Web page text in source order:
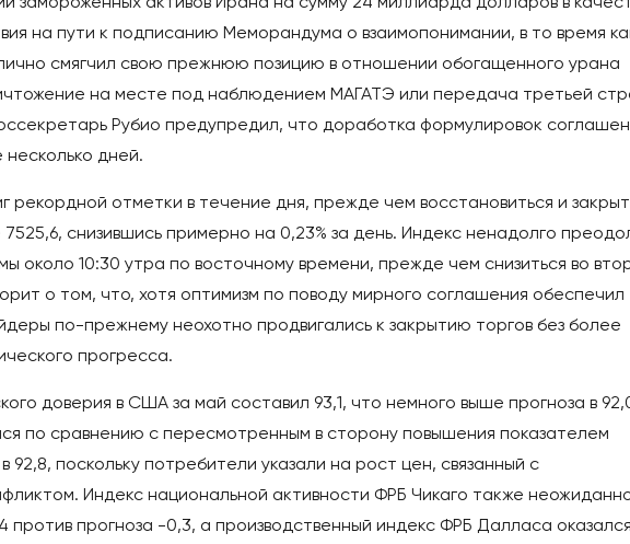
на пути к подписанию Меморандума о взаимопонимании, в то время
смягчил свою прежнюю позицию в отношении обогащенного урана
на месте под наблюдением МАГАТЭ или передача третьей
Рубио предупредил, что доработка формулировок
дней.
рекордной отметки в течение дня, прежде чем восстановиться и
снизившись примерно на 0,23% за день. Индекс ненадолго
около 10:30 утра по восточному времени, прежде чем снизиться во
о том, что, хотя оптимизм по поводу мирного соглашения обеспечил
по-прежнему неохотно продвигались к закрытию торгов без более
прогресса.
доверия в США за май составил 93,1, что немного выше прогноза в
по сравнению с пересмотренным в сторону повышения показателем
поскольку потребители указали на рост цен, связанный с
Индекс национальной активности ФРБ Чикаго также
против прогноза -0,3, а производственный индекс ФРБ Далласа оказался